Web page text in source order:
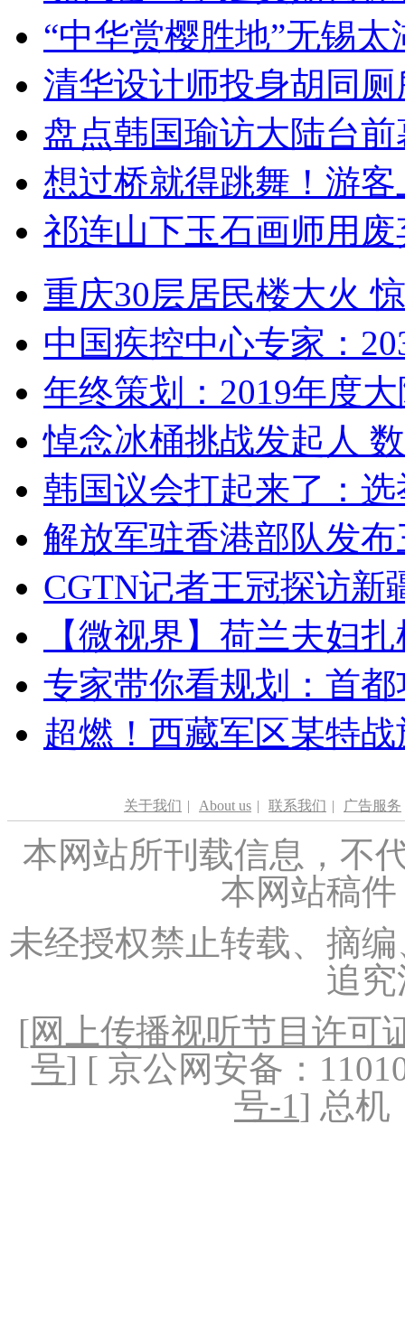
“中华赏樱胜地”无锡
清华设计师投身胡同
盘点韩国瑜访大陆台
想过桥就得跳舞！游客
祁连山下玉石画师用
重庆30层居民楼大火
中国疾控中心专家：
年终策划：2019年度
悼念冰桶挑战发起人
韩国议会打起来了：
解放军驻香港部队发
CGTN记者王冠探访新
【微视界】荷兰夫妇
专家带你看规划：首
超燃！西藏军区某特
关于我们 | About us | 联系我们 | 广告服务
本网站所刊载信息，不
本网站稿
未经授权禁止转载、摘
追
[网上传播视听节目许可
号] [ 京公网安备：
号-1] 总机